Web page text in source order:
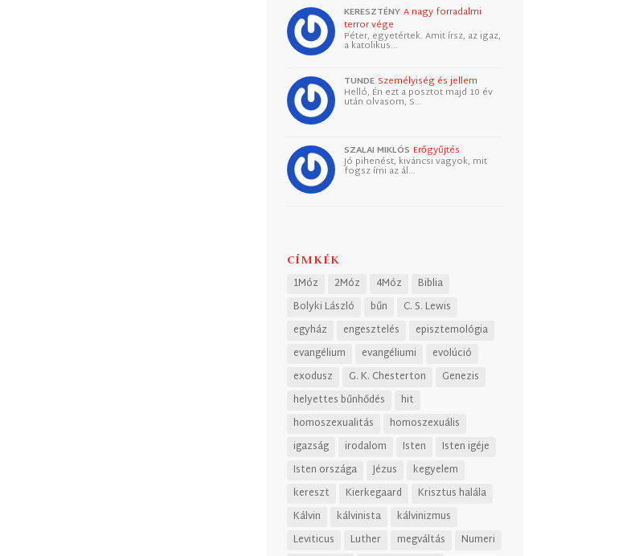
KERESZTÉNY A nagy forradalmi
terror vége
Péter, egyetértek. Amit írsz, az igaz,
a katolikus…
TUNDE Személyiség és jellem
Helló, Én ezt a posztot majd 10 év
után olvasom, S…
SZALAI MIKLÓS Erőgyűjtés
Jó pihenést, kiváncsi vagyok, mit
fogsz írni az ál…
CÍMKÉK
1Móz 2Móz 4Móz
Biblia
Bolyki László
bűn
C. S. Lewis
egyház
engesztelés
episztemológia
evangélium
evangéliumi
evolúció
exodusz
G. K. Chesterton
Genezis
helyettes bűnhődés
hit
homoszexualitás
homoszexuális
igazság
irodalom Isten
Isten igéje
Isten országa
Jézus
kegyelem
kereszt
Kierkegaard
Krisztus halála
Kálvin
kálvinista
kálvinizmus
Leviticus
Luther megváltás
Numeri